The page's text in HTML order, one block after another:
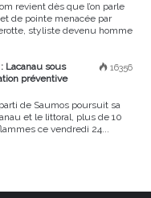
revient dès que l’on parle
de pointe menacée par
styliste devenu homme
16356
Lacanau sous
préventive
de Saumos poursuit sa
et le littoral, plus de 10
ce vendredi 24...